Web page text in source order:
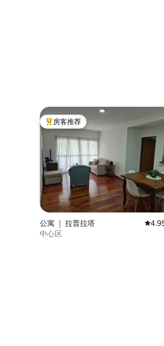
热门「房客推荐」
房客推荐
公寓 ｜ 拉普拉塔 平均
中心区